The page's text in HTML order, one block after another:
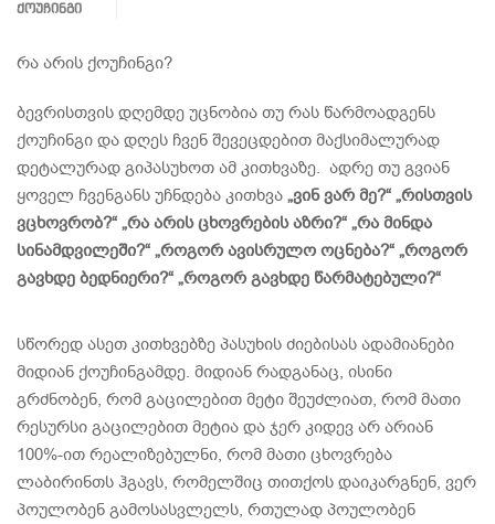
ᲥᲝᲣᲩᲘᲜᲒᲘ
რა არის ქოუჩინგი?
ბევრისთვის დღემდე უცნობია თუ რას წარმოადგენს
ქოუჩინგი და დღეს ჩვენ შევეცდებით მაქსიმალურად
დეტალურად გიპასუხოთ ამ კითხვაზე. ადრე თუ გვიან
ყოველ ჩვენგანს უჩნდება კითხვა „ვინ ვარ მე?“ „რისთვის
ვცხოვრობ?“ „რა არის ცხოვრების აზრი?“ „რა მინდა
სინამდვილეში?“ „როგორ ავისრულო ოცნება?“ „როგორ
გავხდე ბედნიერი?“ „როგორ გავხდე წარმატებული?“
სწორედ ასეთ კითხვებზე პასუხის ძიებისას ადამიანები
მიდიან ქოუჩინგამდე. მიდიან რადგანაც, ისინი
გრძნობენ, რომ გაცილებით მეტი შეუძლიათ, რომ მათი
რესურსი გაცილებით მეტია და ჯერ კიდევ არ არიან
100%-ით რეალიზებულნი, რომ მათი ცხოვრება
ლაბირინთს ჰგავს, რომელშიც თითქოს დაიკარგნენ, ვერ
პოულობენ გამოსასვლელს, რთულად პოულობენ